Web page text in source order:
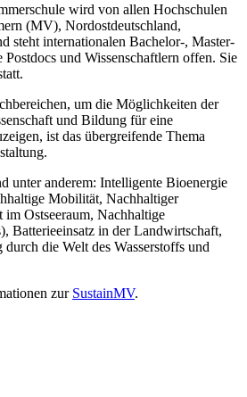
wird von allen Hochschulen
(MV), Nordostdeutschland,
steht internationalen Bachelor-, Master-
und Wissenschaftlern offen. Sie
um die Möglichkeiten der
und Bildung für eine
ist das übergreifende Thema
unter anderem: Intelligente Bioenergie
Mobilität, Nachhaltiger
Ostseeraum, Nachhaltige
Batterieeinsatz in der Landwirtschaft,
die Welt des Wasserstoffs und
zur SustainMV.